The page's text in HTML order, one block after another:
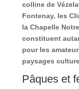
colline de
Fontenay, les
la Chapelle
constituent
pour les
paysages
Pâques et